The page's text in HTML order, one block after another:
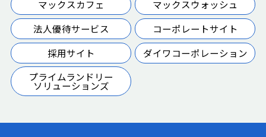
マックスカフェ
マックスウォッシュ
法人優待サービス
コーポレートサイト
採用サイト
ダイワコーポレーション
プライムランドリー
ソリューションズ